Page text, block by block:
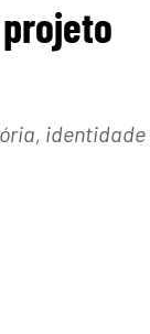
identidade